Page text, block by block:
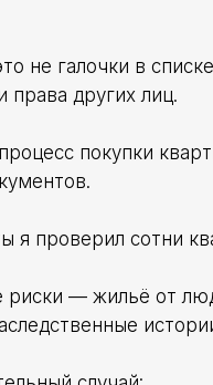
не галочки в
права других лиц.
покупки
я проверил сотни
— жильё от